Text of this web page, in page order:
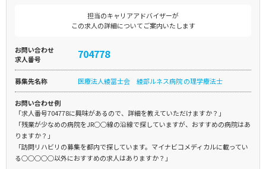
担当のキャリアアドバイザーが
この求人の詳細についてご案内いたします
お問い合わせ
求人番号
704778
募集先名称 医療法人綾冨士会 綾部ルネス病院 の理学療法士
お問い合わせ例
「求人番号704778に興味があるので、詳細を教えていただけますか？」
「残業が少なめの病院をJR○○線の沿線で探していますが、おすすめの病院はあ
りますか？」
「訪問リハビリの募集を都内で探しています。マイナビコメディカルに載ってい
る○○○○○以外におすすめの求人はありますか？」